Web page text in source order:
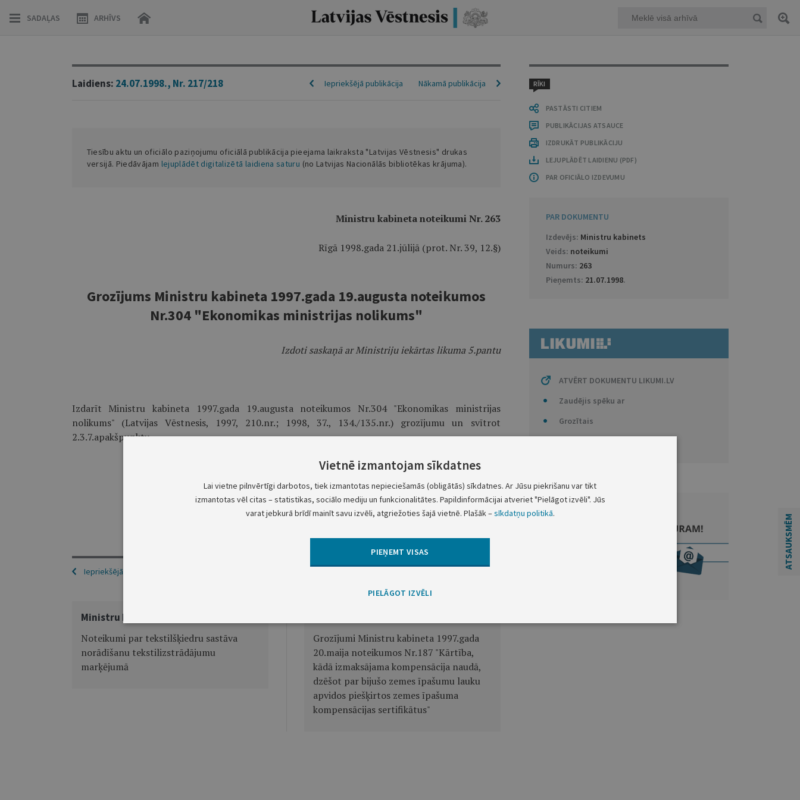
SADAĻAS ARHĪVS
RĪKI
PASTĀSTI CITIEM
PUBLIKĀCIJAS ATSAUCE
IZDRUKĀT PUBLIKĀCIJU
LEJUPLĀDĒT LAIDIENU (PDF)
PAR OFICIĀLO IZDEVUMU
PAR DOKUMENTU
Izdevējs: Ministru kabinets
Veids: noteikumi
Numurs: 263
Pieņemts: 21.07.1998.
ATVĒRT DOKUMENTU LIKUMI.LV
Zaudējis spēku ar
Grozītais
Laidiens: 24.07.1998., Nr. 217/218 Nākamā publikācija
Iepriekšējā publikācija
Tiesību aktu un oficiālo paziņojumu oficiālā publikācija pieejama laikraksta "Latvijas Vēstnesis" drukas
versijā. Piedāvājam lejuplādēt digitalizētā laidiena saturu (no Latvijas Nacionālās bibliotēkas krājuma).
Ministru kabineta noteikumi Nr. 263
Rīgā 1998.gada 21.jūlijā (prot. Nr. 39, 12.§)
Grozījums Ministru kabineta 1997.gada 19.augusta noteikumos
Nr.304 "Ekonomikas ministrijas nolikums"
Izdoti saskaņā ar Ministriju iekārtas likuma 5.pantu
Izdarīt Ministru kabineta 1997.gada 19.augusta noteikumos Nr.304 "Ekonomikas ministrijas
nolikums" (Latvijas Vēstnesis, 1997, 210.nr.; 1998, 37., 134./135.nr.) grozījumu un svītrot
2.3.7.apakšpunktu.
Ministru prezidents G.Krasts
Ekonomikas ministrs L.Strujevičs
Iepriekšējā
Ministru kabineta noteikumi Nr. 262
Noteikumi par tekstilšķiedru sastāva
norādīšanu tekstilizstrādājumu
marķējumā
Grozījumi Ministru kabineta 1997.gada
20.maija noteikumos Nr.187 "Kārtība,
kādā izmaksājama kompensācija naudā,
dzēšot par bijušo zemes īpašumu lauku
apvidos piešķirtos zemes īpašuma
kompensācijas sertifikātus"
ATSAUKSMĒM
Vietnē izmantojam sīkdatnes
Lai vietne pilnvērtīgi darbotos, tiek izmantotas nepieciešamās (obligātās) sīkdatnes. Ar Jūsu piekrišanu var tikt
izmantotas vēl citas – statistikas, sociālo mediju un funkcionalitātes. Papildinformācijai atveriet "Pielāgot izvēli". Jūs
varat jebkurā brīdī mainīt savu izvēli, atgriežoties šajā vietnē. Plašāk –sīkdatņu politikā.
PIEŅEMT VISAS
PIELĀGOT IZVĒLI